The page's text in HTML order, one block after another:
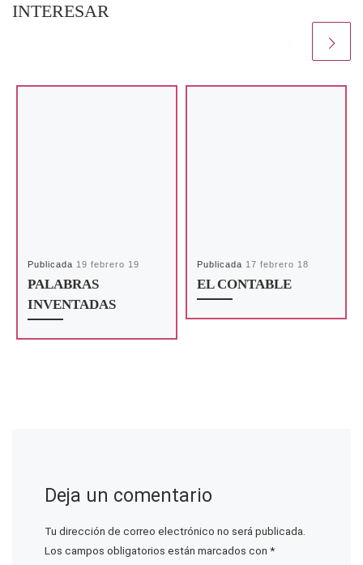
INTERESAR
Publicada 19 febrero 19
PALABRAS
INVENTADAS
Publicada 17 febrero 18
EL CONTABLE
Deja un comentario
Tu dirección de correo electrónico no será publicada.
Los campos obligatorios están marcados con *